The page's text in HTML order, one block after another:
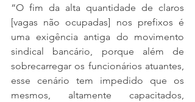
“O fim da alta quantidade de claros
[vagas não ocupadas] nos prefixos é
uma exigência antiga do movimento
sindical bancário, porque além de
sobrecarregar os funcionários atuantes,
esse cenário tem impedido que os
mesmos, altamente capacitados,